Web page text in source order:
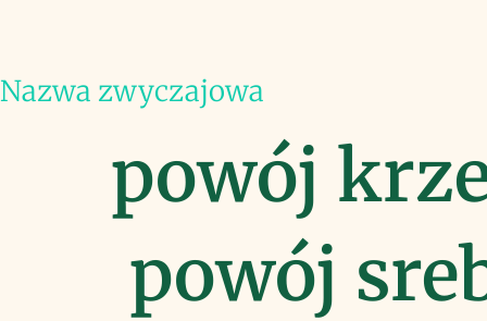
Nazwa zwyczajowa
powój
powój